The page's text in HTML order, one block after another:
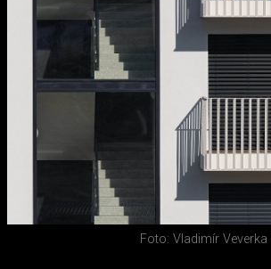
Foto: Vladimír Veverka